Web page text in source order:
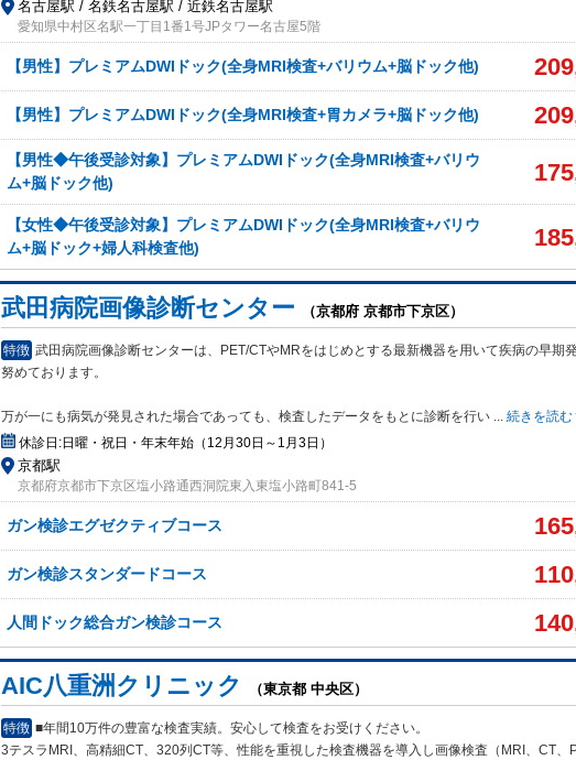
名古屋駅 / 名鉄名古屋駅 / 近鉄名古屋駅
愛知県中村区名駅一丁目1番1号JPタワー名古屋5階
【男性】プレミアムDWIドック(全身MRI検査+バリウム+脳ドック他)
【男性】プレミアムDWIドック(全身MRI検査+胃カメラ+脳ドック他)
【男性◆午後受診対象】プレミアムDWIドック(全身MRI検査+バリウ
ム+脳ドック他)
【女性◆午後受診対象】プレミアムDWIドック(全身MRI検査+バリウ
ム+脳ドック+婦人科検査他)
武田病院画像診断センター （京都府 京都市下京区）
特徴 武田病院画像診断センターは、PET/CTやMRをはじめとする最新機器を用いて疾病の早期
努めております。
万が一にも病気が発見された場合であっても、検査したデータをもとに診断を行い ... 続きを読
休診日:日曜・祝日・年末年始（12月30日～1月3日）
京都駅
京都府京都市下京区塩小路通西洞院東入東塩小路町841-5
ガン検診エグゼクティブコース
ガン検診スタンダードコース
人間ドック総合ガン検診コース
AIC八重洲クリニック （東京都 中央区）
特徴 ■年間10万件の豊富な検査実績。安心して検査をお受けください。
3テスラMRI、高精細CT、320列CT等、性能を重視した検査機器を導入し画像検査（MRI、CT、